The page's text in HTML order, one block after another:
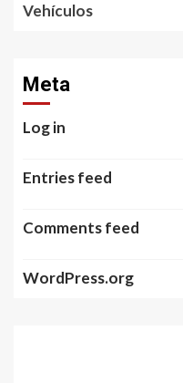
Vehículos
Meta
Log in
Entries feed
Comments feed
WordPress.org